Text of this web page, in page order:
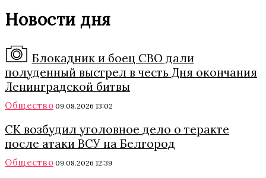
Новости дня
Блокадник и боец СВО дали
полуденный выстрел в честь Дня окончания
Ленинградской битвы
Общество 09.08.2026 13:02
СК возбудил уголовное дело о теракте
после атаки ВСУ на Белгород
Общество 09.08.2026 12:39